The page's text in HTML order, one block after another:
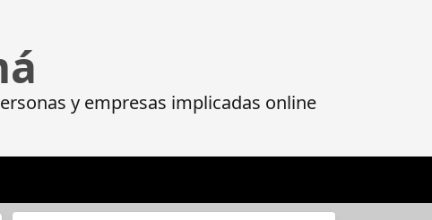
y empresas implicadas online